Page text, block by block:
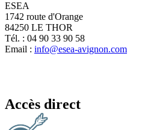
ESEA
1742 route d'Orange
84250 LE THOR
Tél. : 04 90 33 90 58
Email : info@esea-avignon.com
Accès direct